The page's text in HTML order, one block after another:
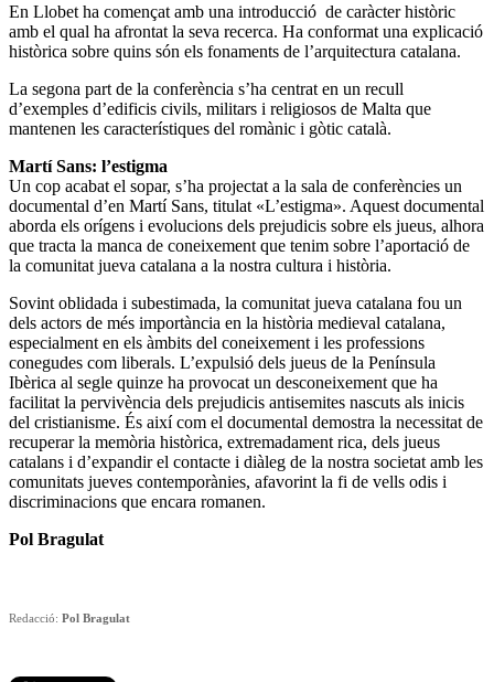
En Llobet ha començat amb una introducció de caràcter històric
amb el qual ha afrontat la seva recerca. Ha conformat una explicació
històrica sobre quins són els fonaments de l’arquitectura catalana.
La segona part de la conferència s’ha centrat en un recull
d’exemples d’edificis civils, militars i religiosos de Malta que
mantenen les característiques del romànic i gòtic català.
Martí Sans: l’estigma
Un cop acabat el sopar, s’ha projectat a la sala de conferències un
documental d’en Martí Sans, titulat «L’estigma». Aquest documental
aborda els orígens i evolucions dels prejudicis sobre els jueus, alhora
que tracta la manca de coneixement que tenim sobre l’aportació de
la comunitat jueva catalana a la nostra cultura i història.
Sovint oblidada i subestimada, la comunitat jueva catalana fou un
dels actors de més importància en la història medieval catalana,
especialment en els àmbits del coneixement i les professions
conegudes com liberals. L’expulsió dels jueus de la Península
Ibèrica al segle quinze ha provocat un desconeixement que ha
facilitat la pervivència dels prejudicis antisemites nascuts als inicis
del cristianisme. És així com el documental demostra la necessitat de
recuperar la memòria històrica, extremadament rica, dels jueus
catalans i d’expandir el contacte i diàleg de la nostra societat amb les
comunitats jueves contemporànies, afavorint la fi de vells odis i
discriminacions que encara romanen.
Pol Bragulat
Redacció: Pol Bragulat